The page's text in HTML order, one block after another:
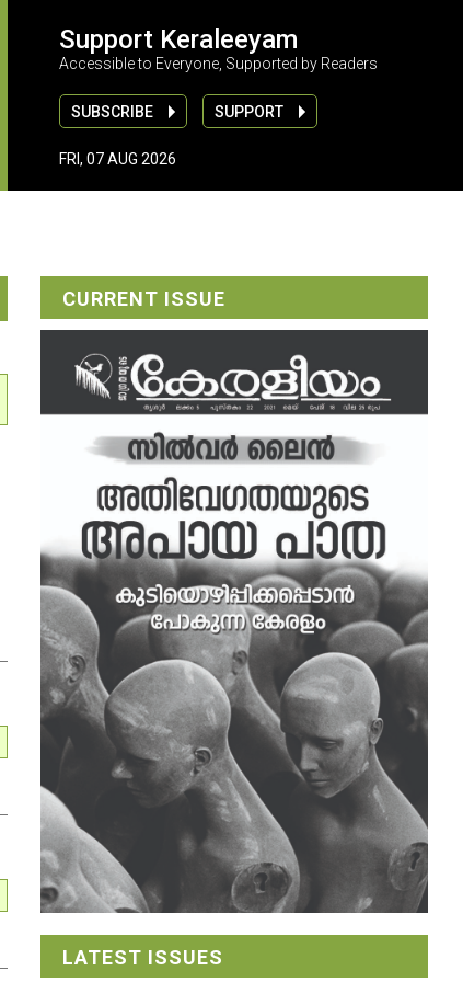
Support Keraleeyam
Accessible to Everyone, Supported by Readers
SUBSCRIBE SUPPORT
FRI, 07 AUG 2026
CURRENT ISSUE
LATEST ISSUES